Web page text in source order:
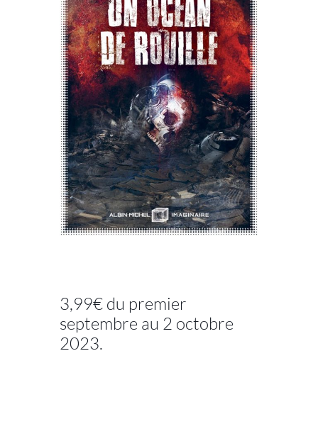
3,99€ du premier
septembre au 2 octobre
2023.